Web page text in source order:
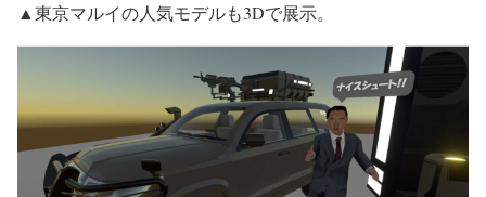
▲東京マルイの人気モデルも3Dで展示。